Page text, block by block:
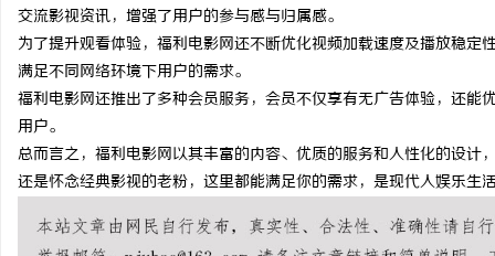
交流影视资讯，增强了用户的参与感与归属感。
为了提升观看体验，福利电影网还不断优化视频加载速度及播放稳
满足不同网络环境下用户的需求。
福利电影网还推出了多种会员服务，会员不仅享有无广告体验，还
用户。
总而言之，福利电影网以其丰富的内容、优质的服务和人性化的设
还是怀念经典影视的老粉，这里都能满足你的需求，是现代人娱乐生